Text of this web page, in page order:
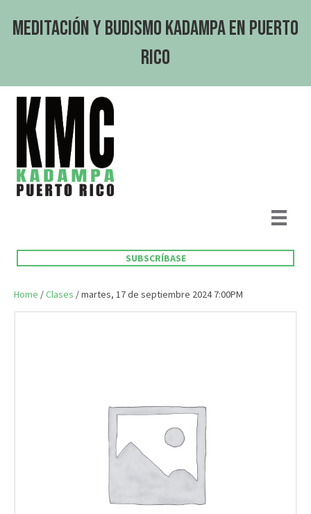
Meditación y Budismo Kadampa en Puerto
Rico
SUBSCRÍBASE
Home /Clases / martes, 17 de septiembre 2024 7:00PM